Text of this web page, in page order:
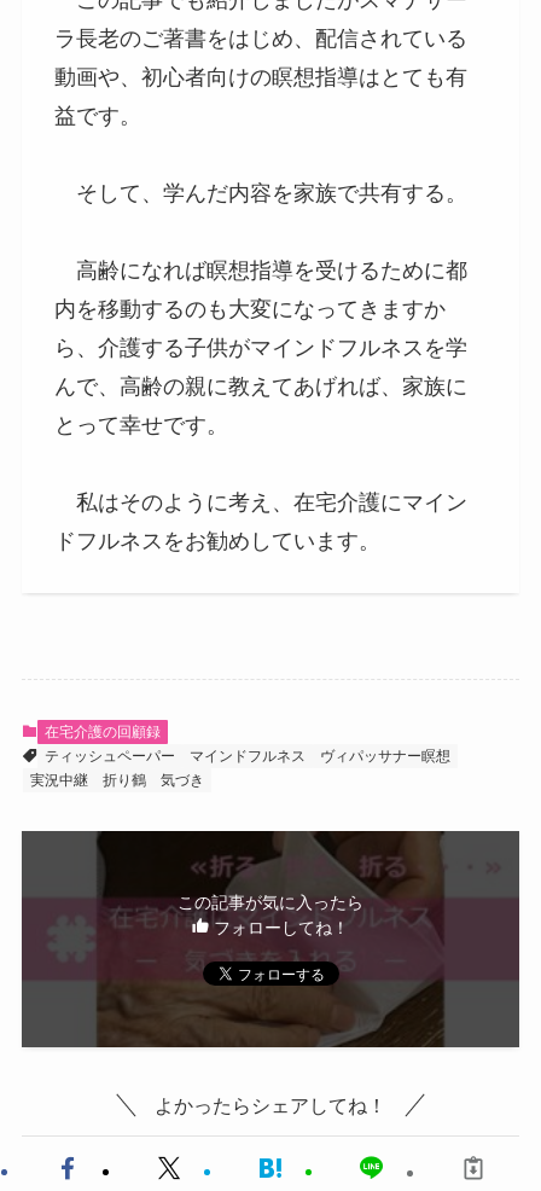
ラ長老のご著書をはじめ、配信されている
動画や、初心者向けの瞑想指導はとても有
益です。
そして、学んだ内容を家族で共有する。
高齢になれば瞑想指導を受けるために都
内を移動するのも大変になってきますか
ら、介護する子供がマインドフルネスを学
んで、高齢の親に教えてあげれば、家族に
とって幸せです。
私はそのように考え、在宅介護にマイン
ドフルネスをお勧めしています。
在宅介護の回顧録
ティッシュペーパー
マインドフルネス
ヴィパッサナー瞑想
実況中継
折り鶴 気づき
この記事が気に入ったら
フォローしてね！
よかったらシェアしてね！